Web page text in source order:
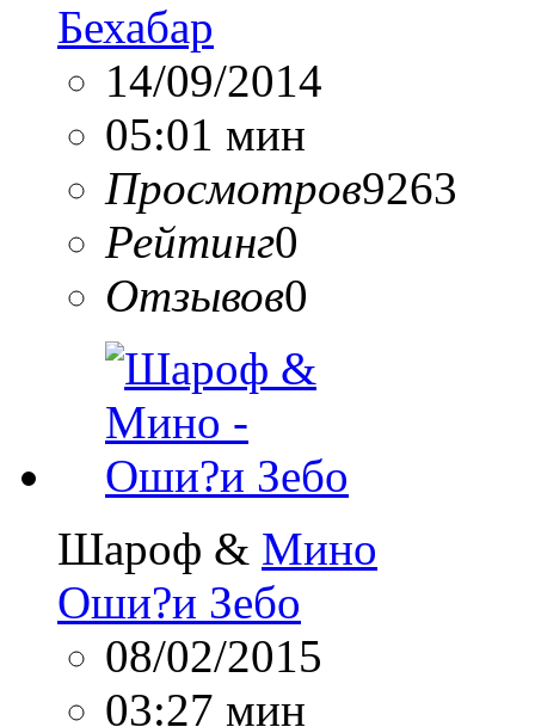
Бехабар
14/09/2014
05:01 мин
Просмотров9263
Рейтинг0
Отзывов0
Шароф & Мино
Оши?и Зебо
08/02/2015
03:27 мин